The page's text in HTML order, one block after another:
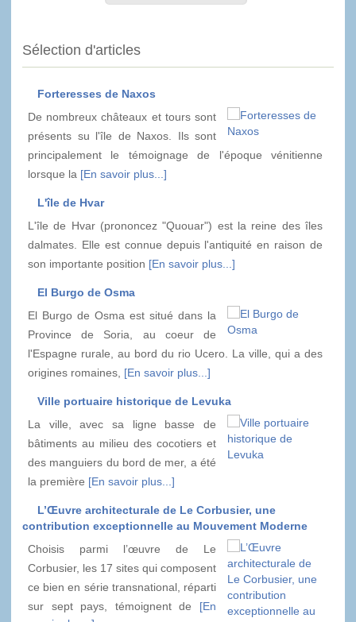
Sélection d'articles
Forteresses de Naxos
De nombreux châteaux et tours sont
présents su l'île de Naxos. Ils sont
principalement le témoignage de l'époque vénitienne
lorsque la [En savoir plus...]
L'île de Hvar
L'île de Hvar (prononcez "Quouar") est la reine des îles
dalmates. Elle est connue depuis l'antiquité en raison de
son importante position [En savoir plus...]
El Burgo de Osma
El Burgo de Osma est situé dans la
Province de Soria, au coeur de
l'Espagne rurale, au bord du rio Ucero. La ville, qui a des
origines romaines, [En savoir plus...]
Ville portuaire historique de Levuka
La ville, avec sa ligne basse de
bâtiments au milieu des cocotiers et
des manguiers du bord de mer, a été
la première [En savoir plus...]
L’Œuvre architecturale de Le Corbusier, une
contribution exceptionnelle au Mouvement Moderne
Choisis parmi l’œuvre de Le
Corbusier, les 17 sites qui composent
ce bien en série transnational, réparti
sur sept pays, témoignent de [En